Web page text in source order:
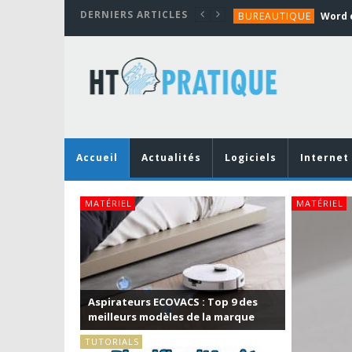
DERNIERS ARTICLES BUREAUTIQUE
TUTORIALS
MATÉRIEL
BUREAUTIQUE
Accueil Actualités Logiciels Internet
MATÉRIEL